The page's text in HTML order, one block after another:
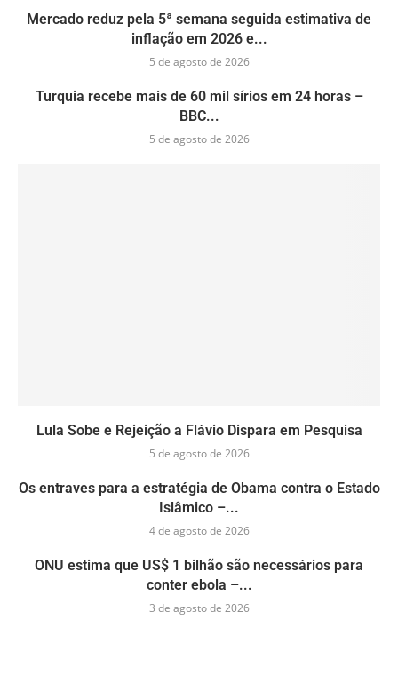
Mercado reduz pela 5ª semana seguida estimativa de
inflação em 2026 e...
5 de agosto de 2026
Turquia recebe mais de 60 mil sírios em 24 horas –
BBC...
5 de agosto de 2026
Lula Sobe e Rejeição a Flávio Dispara em Pesquisa
5 de agosto de 2026
Os entraves para a estratégia de Obama contra o Estado
Islâmico –...
4 de agosto de 2026
ONU estima que US$ 1 bilhão são necessários para
conter ebola –...
3 de agosto de 2026